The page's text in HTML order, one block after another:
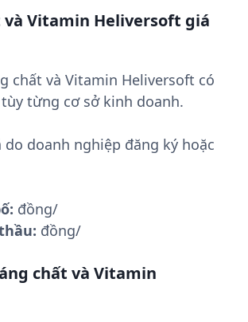
và Vitamin Heliversoft giá
chất và Vitamin Heliversoft có
từng cơ sở kinh doanh.
do doanh nghiệp đăng ký hoặc
đồng/
đồng/
chất và Vitamin